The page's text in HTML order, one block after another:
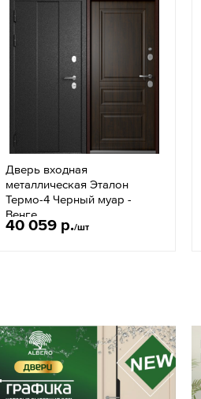
Дверь входная
металлическая Эталон
Термо-4 Черный муар -
Венге
40 059 р./шт